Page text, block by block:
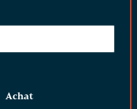
Achat